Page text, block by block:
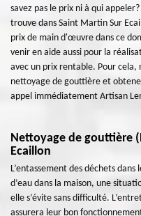
savez pas le prix ni à qui
trouve dans Saint Martin Sur
prix de main d'œuvre dans ce
venir en aide aussi pour la
avec un prix rentable. Pour
nettoyage de gouttière et
appel immédiatement Artisan
Nettoyage de gouttière
Ecaillon
L’entassement des déchets
d’eau dans la maison, une
elle s’évite sans difficulté.
assurera leur bon